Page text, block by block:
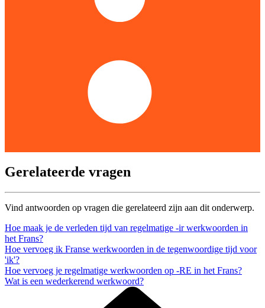
Gerelateerde vragen
Vind antwoorden op vragen die gerelateerd zijn aan dit onderwerp.
Hoe maak je de verleden tijd van regelmatige -ir werkwoorden in
het Frans?
Hoe vervoeg ik Franse werkwoorden in de tegenwoordige tijd voor
'ik'?
Hoe vervoeg je regelmatige werkwoorden op -RE in het Frans?
Wat is een wederkerend werkwoord?